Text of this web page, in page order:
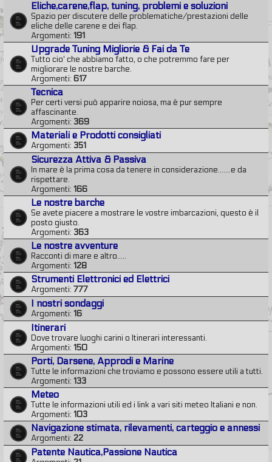
Eliche,carene,flap, tuning, problemi e soluzioni
Spazio per discutere delle problematiche/prestazioni delle
eliche delle carene e dei flap.
Argomenti: 191
Upgrade Tuning Migliorie & Fai da Te
Tutto cio' che abbiamo fatto, o che potremmo fare per
migliorare le nostre barche.
Argomenti: 617
Tecnica
Per certi versi può apparire noiosa, ma è pur sempre
affascinante.
Argomenti: 369
Materiali e Prodotti consigliati
Argomenti: 351
Sicurezza Attiva & Passiva
In mare è la prima cosa da tenere in considerazione.......e da
rispettare.
Argomenti: 166
Le nostre barche
Se avete piacere a mostrare le vostre imbarcazioni, questo è il
posto giusto.
Argomenti: 363
Le nostre avventure
Racconti di mare e altro.....
Argomenti: 128
Strumenti Elettronici ed Elettrici
Argomenti: 777
I nostri sondaggi
Argomenti: 16
Itinerari
Dove trovare luoghi carini o Itinerari interessanti.
Argomenti: 150
Porti, Darsene, Approdi e Marine
Tutte le informazioni che troviamo e possono essere utili a tutti.
Argomenti: 133
Meteo
Tutte le informazioni utili ed i link a vari siti meteo Italiani e non.
Argomenti: 103
Navigazione stimata, rilevamenti, carteggio e annessi
Argomenti: 22
Patente Nautica,Passione Nautica